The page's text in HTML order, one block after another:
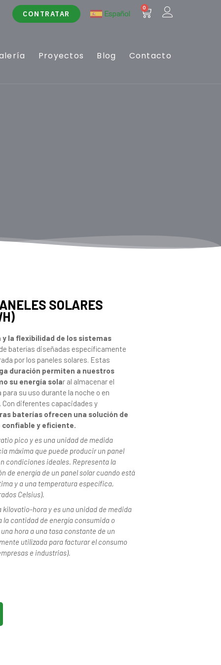
CONTRATAR Español
0
Proyectos Blog Contacto
SOLARES
la flexibilidad de los sistemas
baterías diseñadas específicamente
por los paneles solares. Estas
duración permiten a nuestros
su energía solar al almacenar el
su uso durante la noche o en
Con diferentes capacidades y
baterías ofrecen una solución de
y eficiente.
pico y es una unidad de medida
máxima que puede producir un panel
condiciones ideales. Representa la
de energía de un panel solar cuando está
y a una temperatura específica,
Celsius).
kilovatio-hora y es una unidad de medida
cantidad de energía consumida o
hora a una tasa constante de un
utilizada para facturar el consumo
e industrias).